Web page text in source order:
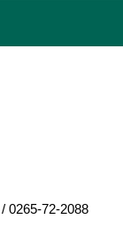
/ 0265-72-2088